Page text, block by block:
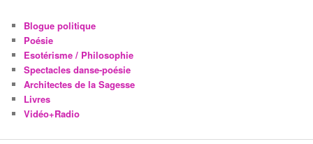
Blogue politique
Poésie
Esotérisme / Philosophie
Spectacles danse-poésie
Architectes de la Sagesse
Livres
Vidéo+Radio